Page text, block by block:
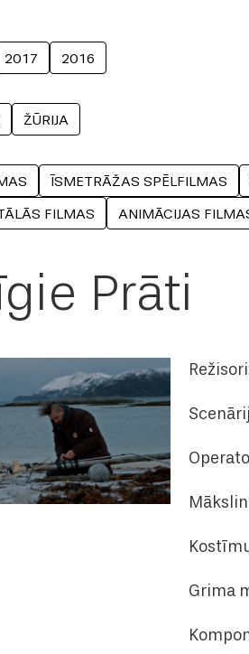
2017 2016
ŽŪRIJA
ĪSMETRĀŽAS SPĒLFILMAS
FILMAS
ANIMĀCIJAS
Prāti
Grima